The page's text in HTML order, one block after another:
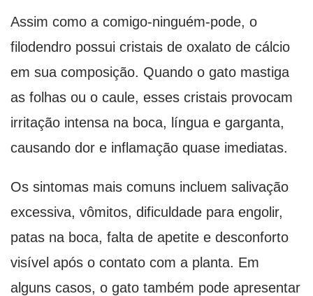
Assim como a comigo-ninguém-pode, o
filodendro possui cristais de oxalato de cálcio
em sua composição. Quando o gato mastiga
as folhas ou o caule, esses cristais provocam
irritação intensa na boca, língua e garganta,
causando dor e inflamação quase imediatas.
Os sintomas mais comuns incluem salivação
excessiva, vômitos, dificuldade para engolir,
patas na boca, falta de apetite e desconforto
visível após o contato com a planta. Em
alguns casos, o gato também pode apresentar